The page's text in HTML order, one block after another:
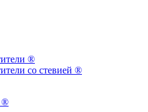
®
со стевией ®
®